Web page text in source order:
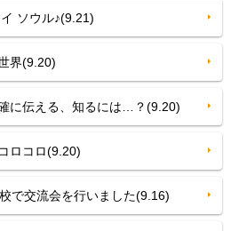
ソウル♪(9.21)
界(9.20)
伝える、知るには…？(9.20)
ロコロ(9.20)
で交流会を行いました(9.16)